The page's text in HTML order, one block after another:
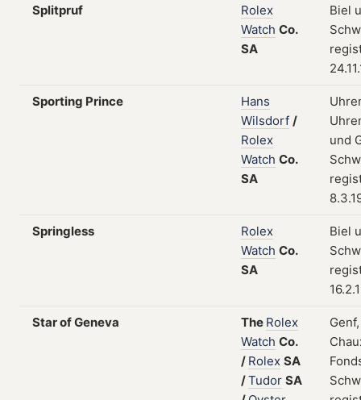
Splitpruf
Rolex
Watch Co.
SA
Biel
Sporting Prince
Hans
Wilsdorf /
Rolex
Watch Co.
SA
und
Springless
Rolex
Watch Co.
SA
Biel
Star of Geneva The Rolex
Watch Co.
/ Rolex SA
/Tudor SA